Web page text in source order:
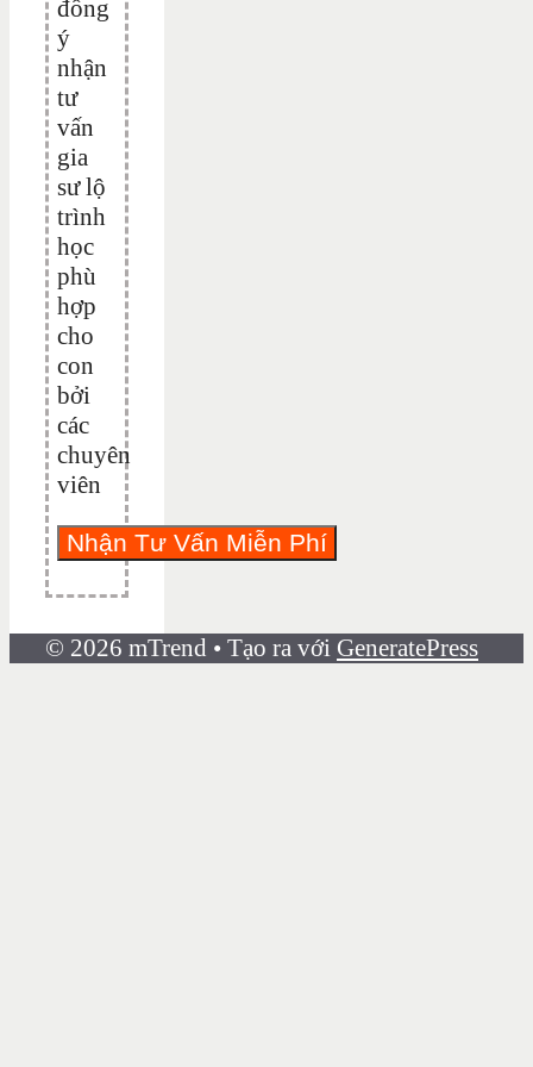
đồng
ý
nhận
tư
vấn
gia
sư lộ
trình
học
phù
hợp
cho
con
bởi
các
chuyên
viên
© 2026 mTrend • Tạo ra với GeneratePress